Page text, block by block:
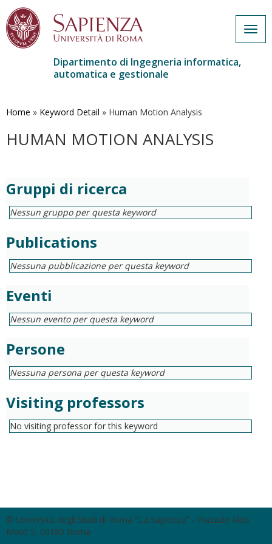
contenuto
Dipartimento di Ingegneria informatica,
automatica e gestionale
Home » Keyword Detail » Human Motion Analysis
HUMAN MOTION ANALYSIS
Gruppi di ricerca
Nessun gruppo per questa keyword
Publications
Nessuna pubblicazione per questa keyword
Eventi
Nessun evento per questa keyword
Persone
Nessuna persona per questa keyword
Visiting professors
No visiting professor for this keyword
© Università degli Studi di Roma "La Sapienza" - Piazzale Aldo
Moro 5, 00185 Roma